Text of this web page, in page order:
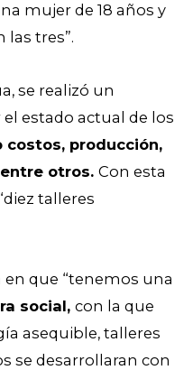
mujer de 18 años y
las tres”.
se realizó un
estado actual de los
costos, producción,
otros. Con esta
talleres
que “tenemos una
social, con la que
asequible, talleres
se desarrollaran con